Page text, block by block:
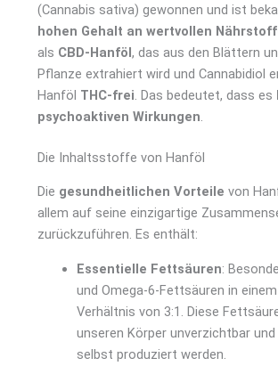
(Cannabis sativa) gewonnen und ist
hohen Gehalt an wertvollen
als CBD-Hanföl, das aus den Blättern
Pflanze extrahiert wird und Cannabidiol
Hanföl THC-frei. Das bedeutet, dass es
psychoaktiven Wirkungen.
Die Inhaltsstoffe von Hanföl
Die gesundheitlichen Vorteile von
allem auf seine einzigartige
zurückzuführen. Es enthält:
Essentielle Fettsäuren:
und Omega-6-Fettsäuren in
Verhältnis von 3:1. Diese
unseren Körper unverzichtbar
selbst produziert werden.